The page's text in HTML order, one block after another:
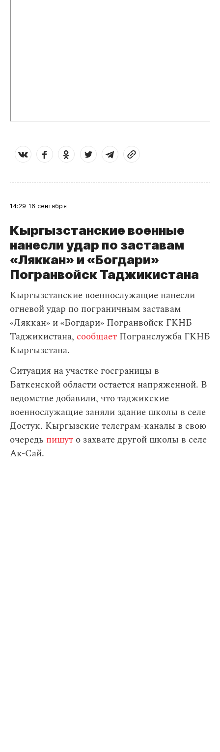
14:29 16 сентября
Кыргызстанские военные
нанесли удар по заставам
«Ляккан» и «Богдари»
Погранвойск Таджикистана
Кыргызстанские военнослужащие нанесли
огневой удар по пограничным заставам
«Ляккан» и «Богдари» Погранвойск ГКНБ
Таджикистана, сообщает Погранслужба ГКНБ
Кыргызстана.
Ситуация на участке госграницы в
Баткенской области остается напряженной. В
ведомстве добавили, что таджикские
военнослужащие заняли здание школы в селе
Достук. Кыргызские телеграм-каналы в свою
очередь пишут о захвате другой школы в селе
Ак-Сай.